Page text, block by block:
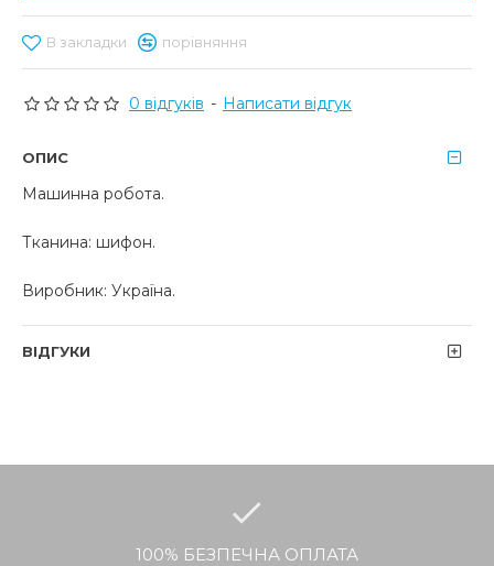
0 відгуків - Написати відгук
В закладки порівняння
ОПИС
Машинна робота.
Тканина: шифон.
Виробник: Україна.
ВІДГУКИ
100% БЕЗПЕЧНА ОПЛАТА